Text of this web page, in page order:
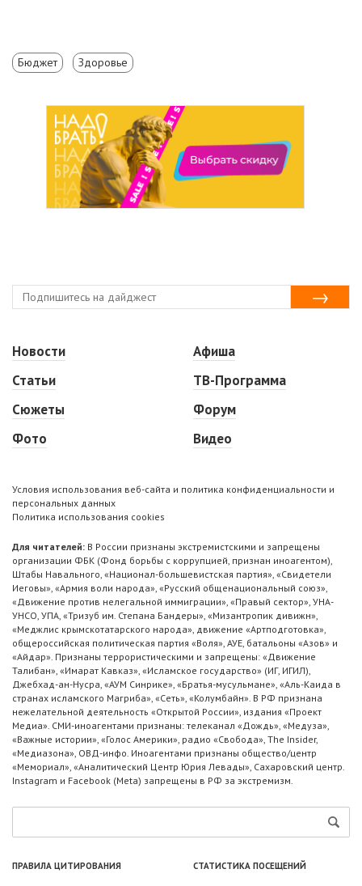
Бюджет Здоровье
Новости
Статьи
Сюжеты
Фото
Афиша
ТВ-Программа
Форум
Видео
Условия использования веб-сайта и политика конфиденциальности и
персональных данных
Политика использования cookies
Для читателей: В России признаны экстремистскими и запрещены
организации ФБК (Фонд борьбы с коррупцией, признан иноагентом),
Штабы Навального, «Национал-большевистская партия», «Свидетели
Иеговы», «Армия воли народа», «Русский общенациональный союз»,
«Движение против нелегальной иммиграции», «Правый сектор», УНА-
УНСО, УПА, «Тризуб им. Степана Бандеры», «Мизантропик дивижн»,
«Меджлис крымскотатарского народа», движение «Артподготовка»,
общероссийская политическая партия «Воля», АУЕ, батальоны «Азов» и
«Айдар». Признаны террористическими и запрещены: «Движение
Талибан», «Имарат Кавказ», «Исламское государство» (ИГ, ИГИЛ),
Джебхад-ан-Нусра, «АУМ Синрике», «Братья-мусульмане», «Аль-Каида в
странах исламского Магриба», «Сеть», «Колумбайн». В РФ признана
нежелательной деятельность «Открытой России», издания «Проект
Медиа». СМИ-иноагентами признаны: телеканал «Дождь», «Медуза»,
«Важные истории», «Голос Америки», радио «Свобода», The Insider,
«Медиазона», ОВД-инфо. Иноагентами признаны общество/центр
«Мемориал», «Аналитический Центр Юрия Левады», Сахаровский центр.
Instagram и Facebook (Metа) запрещены в РФ за экстремизм.
ПРАВИЛА ЦИТИРОВАНИЯ СТАТИСТИКА ПОСЕЩЕНИЙ